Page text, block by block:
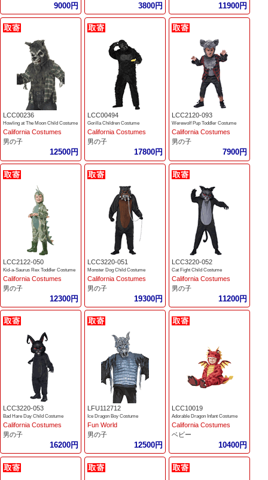
9000円 3800円 11900円
LCC00236
Howling at The Moon Child Costume
California Costumes
男の子
12500円
LCC00494
Gorilla Children Costume
California Costumes
男の子
17800円
LCC2120-093
Werewolf Pup Toddler Costume
California Costumes
男の子
7900円
LCC2122-050
Kid-a-Saurus Rex Toddler Costume
California Costumes
男の子
12300円
LCC3220-051
Monster Dog Child Costume
California Costumes
男の子
19300円
LCC3220-052
Cat Fight Child Costume
California Costumes
男の子
11200円
LCC3220-053
Bad Hare Day Child Costume
California Costumes
男の子
16200円
LFU112712
Ice Dragon Boy Costume
Fun World
男の子
12500円
LCC10019
Adorable Dragon Infant Costume
California Costumes
ベビー
10400円